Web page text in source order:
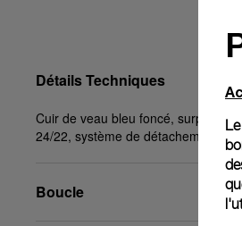
Détails Techniques
Cuir de veau bleu foncé, surpiqûres
24/22, système de détachement à
Boucle